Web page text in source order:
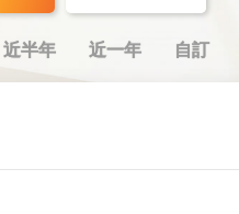
近半年 近一年 自訂